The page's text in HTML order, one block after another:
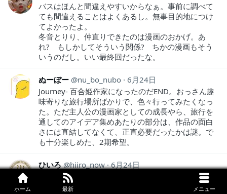
ホーム 最新 メニュー
バスはほんと間違えやすいからなぁ。事前に調べて
ても間違えることはよくあるし。無事目的地につけ
てよかったよ。
冬音とりり、仲直りできたのは漫画のおかげ。あ
れ? もしかしてそういう関係? ちかの漫画もそう
いうのだし。いい最終回だったな。
ぬーぼー nu_bo_nubo 6月24日
Journey- 百合姫作家になったのだEND。おっさん趣
味寄りな旅行場所ばかりで、色々行ってみたくなっ
た。ただ主人公の漫画家としての成長やら、旅行を
通してのアイデア集めあたりの部分は、作品の面白
さには直結してなくて、正直必要だったかは謎。で
も十分楽しめた、2期希望。
ひいろ hiiro_now 6月24日
サプライズ合流するりりさんもう冬音さんのこと大
好きやんw